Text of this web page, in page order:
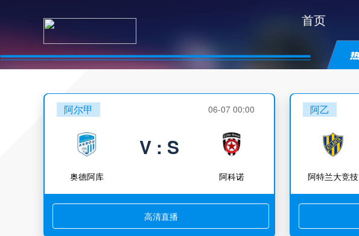
首页
阿尔甲 06-07 00:00
奥德阿库
V : S
阿科诺
高清直播
阿乙
阿特兰大竞技